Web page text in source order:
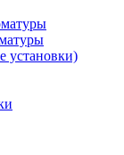
установки)